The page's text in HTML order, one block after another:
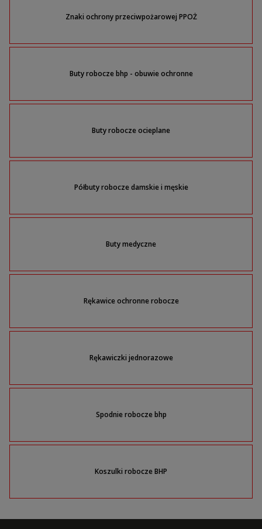
Znaki ochrony przeciwpożarowej PPOŻ
Buty robocze bhp - obuwie ochronne
Buty robocze ocieplane
Półbuty robocze damskie i męskie
Buty medyczne
Rękawice ochronne robocze
Rękawiczki jednorazowe
Spodnie robocze bhp
Koszulki robocze BHP